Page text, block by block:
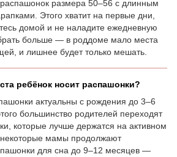
размера 50–56 с длинным
Этого хватит на первые дни,
домой и не наладите ежедневную
больше — в роддоме мало места
и лишнее будет только мешать.
ребёнок носит распашонки?
актуальны с рождения до 3–6
большинство родителей переходят
которые лучше держатся на активном
мамы продолжают
для сна до 9–12 месяцев —